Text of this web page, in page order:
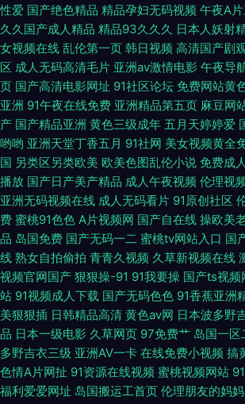
多乙 欧美久草在线 五月花AAA 91视频资源站 国产在
亚洲国产黄色网 97黃色网 国产会所技师高跟 一级蜜
国产岳母理论9 日韩一页综合区 91破处免费 成人天
日韩色情AV导航 综合久久精品在线 av小电影导航 国
线 亚洲黄色中文网址 超碰91青娱乐吧 黄色91香蕉 日
锋操 www婷婷com 韩国美女青草 变态另类33 欧美
源站
性爱 国产绝色精品 精品孕妇无码视频 午夜A
久久国产成人精品 精品93久久久 日本人妖射
女视频在线 乱伦第一页 韩日视频 高清国产剧
区 成人无码高清毛片 亚洲av激情电影 午夜导
页 国产高清电影网址 91社区论坛 免费网站黄
亚洲 91午夜在线免费 亚洲精品第五页 麻豆网
产 国产精品亚洲 黄色三级成年 五月天婷婷爱
哟哟 亚洲天堂丁香五月 91社网 美女视频黄全
国 另类区另类欧美 欧美色图乱伦小说 免费成
播放 国产日产美产精品 成人午夜视频 伦理视
亚洲无码视频在线 成人无码看片 91原创社区
费 蜜桃91色色 A片视频网 国产自在线 操欧美
品 岛国免费 国产无码一二 蜜桃tv网站入口 国
线 熟女自拍偷拍 青青久视频 久草新视频在线
视频官网国产 狠狠操-91 91我要操 国产ts视频
站 91视频成人下载 国产无码色色 91香蕉亚洲
美狠狠插 日韩精品高清 黄色av网 日本波多野
品 日本一级电影 久草网页 97免费艹 岛国一区
多野吉衣三级 亚洲AV一卡 在线免费小视频 搞
色情A片网扯 91资源在线视频 蜜桃视频网站
福利爱爱网址 岛国搬运工首页 伦理朋友的妈妈